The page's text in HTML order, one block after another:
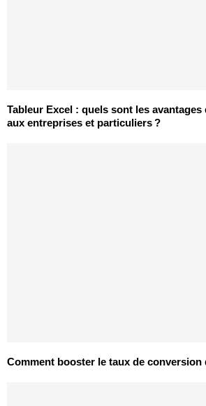
Tableur Excel : quels sont les avantages
aux entreprises et particuliers ?
Comment booster le taux de conversion